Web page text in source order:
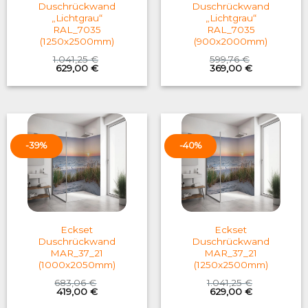
Duschrückwand
„Lichtgrau“
RAL_7035
(1250x2500mm)
1.041,25€
Original
price
was:
629,00 €Current
is:
Duschrückwand
„Lichtgrau“
RAL_7035
(900x2000mm)
599,76€
Original
price
was:
369,00 €Current
is:
-39%
Eckset
Duschrückwand
MAR_37_21
(1000x2050mm)
683,06€
Original
price
419,00 €Current
-40%
Eckset
Duschrückwand
MAR_37_21
(1250x2500mm)
1.041,25€
Original
price
629,00 €Current